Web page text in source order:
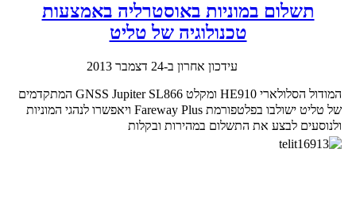
תשלום במוניות באוסטרליה באמצעות
טכנולוגיה של טליט
עידכון אחרון ב-24 דצמבר 2013
המודול הסלולארי HE910 ומקלט GNSS Jupiter SL866 המתקדמים
של טליט ישולבו בפלטפורמת Fareway Plus ויאפשרו לנהגי המוניות
ולנוסעים לבצע את התשלום במהירות ובקלות